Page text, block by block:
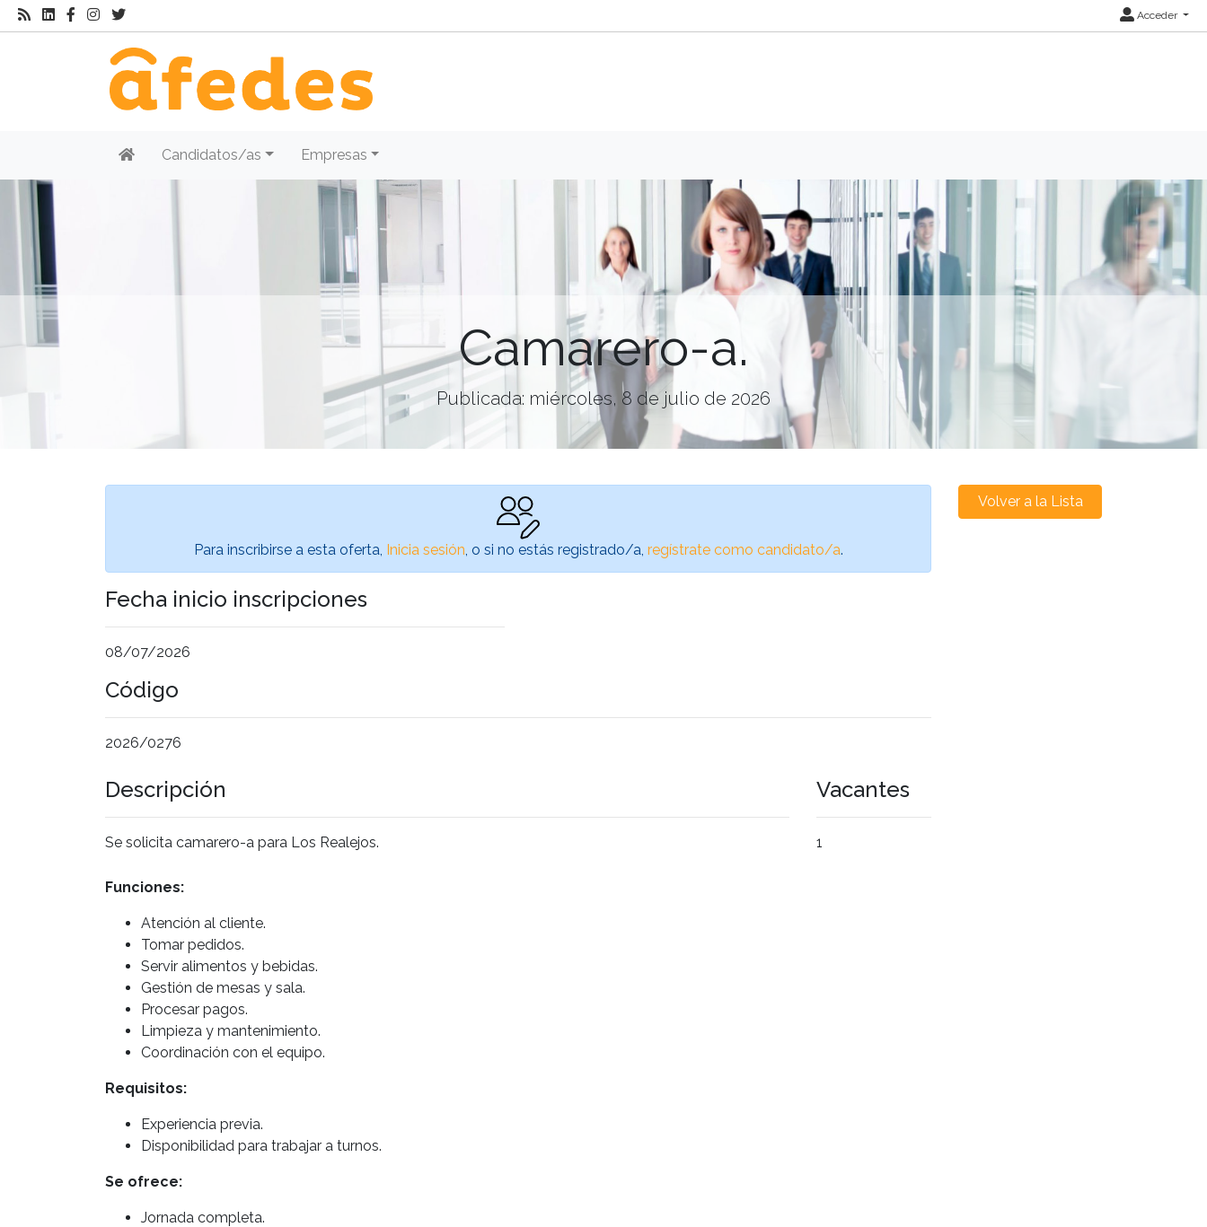
Acceder
Candidatos/as Empresas
Camarero-a.
Publicada: miércoles, 8 de julio de 2026
Para inscribirse a esta oferta, Inicia sesión , o si no estás registrado/a, regístrate como candidato/a.
Fecha inicio inscripciones
08/07/2026
Código
2026/0276
Descripción
Se solicita camarero-a para Los Realejos.
Vacantes
1
Funciones:
Atención al cliente.
Tomar pedidos.
Servir alimentos y bebidas.
Gestión de mesas y sala.
Procesar pagos.
Limpieza y mantenimiento.
Coordinación con el equipo.
Requisitos:
Experiencia previa.
Disponibilidad para trabajar a turnos.
Se ofrece:
Jornada completa.
Volver a la Lista